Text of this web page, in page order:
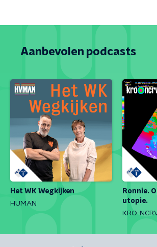
Aanbevolen podcasts
Het WK Wegkijken
HUMAN
Ronnie.
utopie.
KRO-